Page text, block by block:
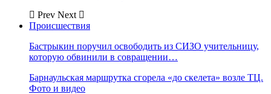
Prev Next
Происшествия
Бастрыкин поручил освободить из СИЗО учительницу,
которую обвинили в совращении…
Барнаульская маршрутка сгорела «до скелета» возле ТЦ.
Фото и видео